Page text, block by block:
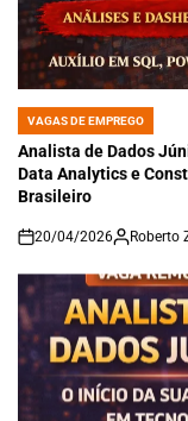
POSTED
IN
VAGAS DE EMPREGO
Analista de Dados
Data Analytics e
Brasileiro
on
20/04/2026 Roberto